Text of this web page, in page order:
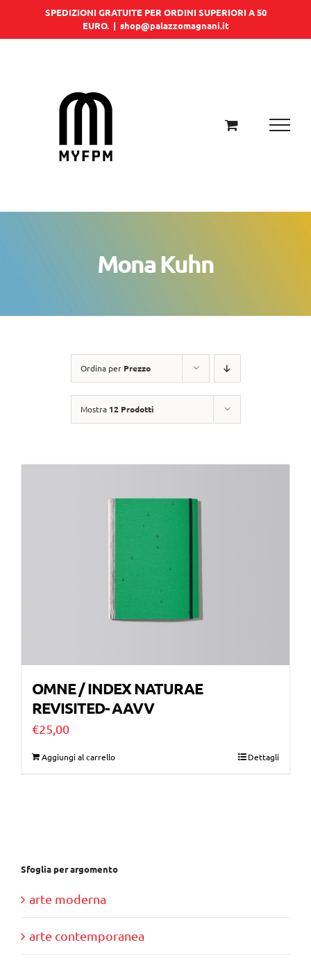
SPEDIZIONI GRATUITE PER ORDINI SUPERIORI A 50
EURO. | shop@palazzomagnani.it
Mona Kuhn
Ordina per Prezzo
Mostra 12 Prodotti
OMNE / INDEX NATURAE
REVISITED- AAVV
€25,00
Aggiungi al carrello Dettagli
Sfoglia per argomento
arte moderna
arte contemporanea